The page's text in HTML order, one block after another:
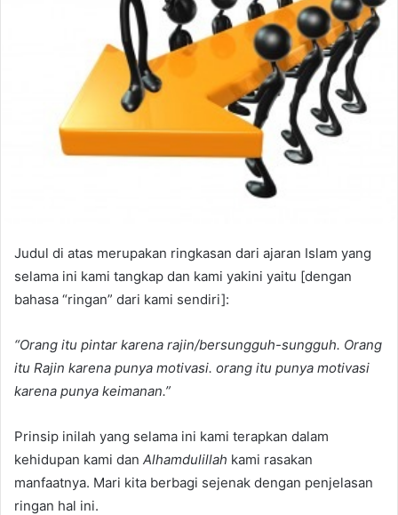
Judul di atas merupakan ringkasan dari ajaran Islam yang
selama ini kami tangkap dan kami yakini yaitu [dengan
bahasa “ringan” dari kami sendiri]:
“Orang itu pintar karena rajin/bersungguh-sungguh. Orang
itu Rajin karena punya motivasi. orang itu punya motivasi
karena punya keimanan.”
Prinsip inilah yang selama ini kami terapkan dalam
kehidupan kami dan Alhamdulillah kami rasakan
manfaatnya. Mari kita berbagi sejenak dengan penjelasan
ringan hal ini.